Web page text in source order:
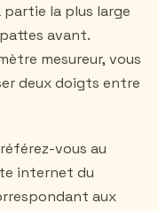
la plus large
avant.
mesureur, vous
deux doigts entre
vous au
internet du
aux